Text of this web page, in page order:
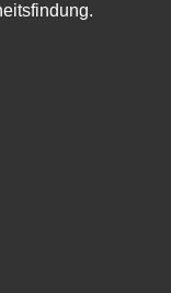
überlebte
dass die
nur eben jetzt